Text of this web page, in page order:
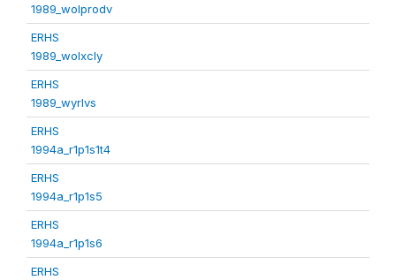
1989_wolprodv
ERHS
1989_wolxcly
ERHS
1989_wyrlvs
ERHS
1994a_r1p1s1t4
ERHS
1994a_r1p1s5
ERHS
1994a_r1p1s6
ERHS